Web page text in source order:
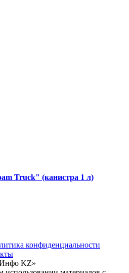
Truck" (канистра 1 л)
конфиденциальности
KZ»